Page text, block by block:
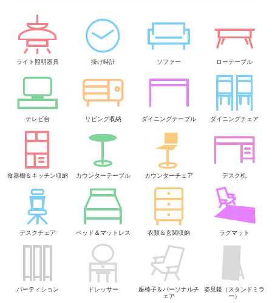
ライト照明器具 掛け時計 ソファー ローテーブル
テレビ台 リビング収納 ダイニングテーブル ダイニングチェア
食器棚＆キッチン収納 カウンターテーブル カウンターチェア デスク机
デスクチェア ベッド＆マットレス 衣類＆玄関収納 ラグマット
パーティション ドレッサー
座椅子＆パーソナルチ
ェア
姿見鏡（スタンドミラ
ー）